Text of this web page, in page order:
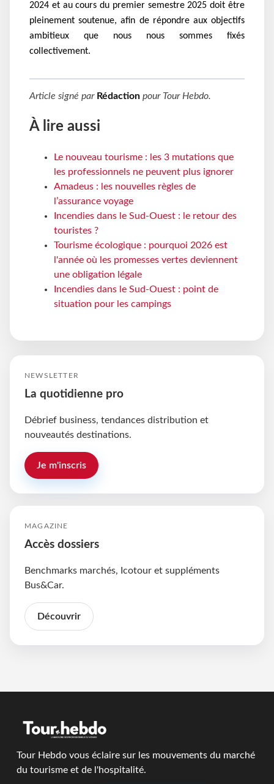
2024 et au cours du premier semestre 2025 doit être
pleinement soutenue, afin de répondre aux objectifs
ambitieux que nous nous sommes fixés
collectivement.
Article signé par Rédaction pour Tour Hebdo.
À lire aussi
Le nouveau tourisme : les 3 mutations que
les professionnels ne peuvent plus ignorer
Amadeus : les nouvelles règles de
l’assurance voyage
Incendies dans le Sud-Ouest : le retour des
touristes ?
Tourisme écologique : pourquoi 2026 est
l'année où les promesses vertes deviennent
une obligation légale
Incendies dans le Sud-Ouest : point de
situation pour les campings
NEWSLETTER
La quotidienne pro
Débrief business, tendances distribution et
nouveautés destinations.
Je m'inscris
MAGAZINE
Accès dossiers
Benchmarks marchés, Icotour et suppléments
Bus&Car.
Découvrir
Tour Hebdo vous éclaire sur les mouvements du marché
du tourisme et de l'hospitalité.